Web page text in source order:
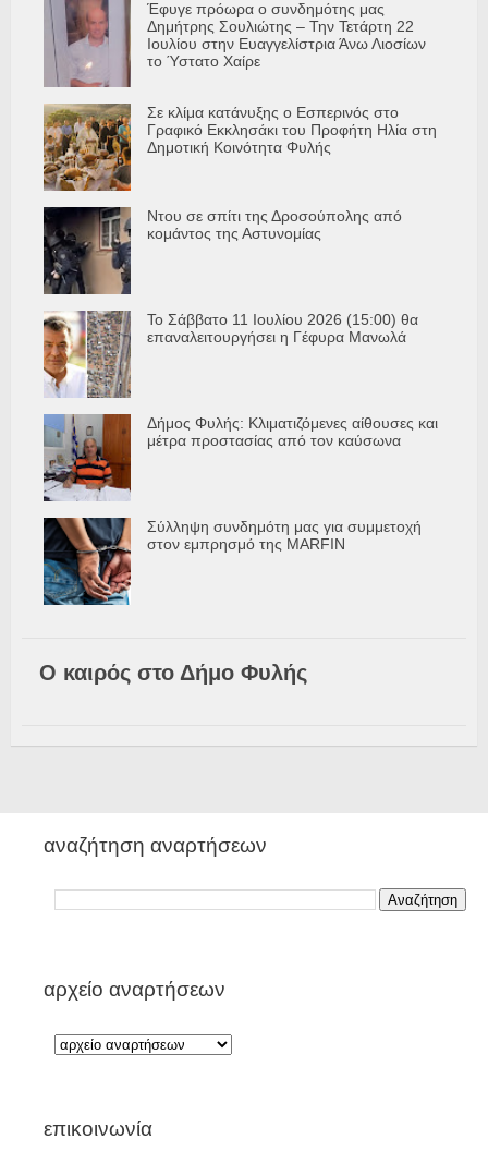
Έφυγε πρόωρα ο συνδημότης μας
Δημήτρης Σουλιώτης – Την Τετάρτη 22
Ιουλίου στην Ευαγγελίστρια Άνω Λιοσίων
το Ύστατο Χαίρε
Σε κλίμα κατάνυξης ο Εσπερινός στο
Γραφικό Εκκλησάκι του Προφήτη Ηλία στη
Δημοτική Κοινότητα Φυλής
Ντου σε σπίτι της Δροσούπολης από
κομάντος της Αστυνομίας
Το Σάββατο 11 Ιουλίου 2026 (15:00) θα
επαναλειτουργήσει η Γέφυρα Μανωλά
Δήμος Φυλής: Κλιματιζόμενες αίθουσες και
μέτρα προστασίας από τον καύσωνα
Σύλληψη συνδημότη μας για συμμετοχή
στον εμπρησμό της MARFIN
Ο καιρός στο Δήμο Φυλής
αναζήτηση αναρτήσεων
αρχείο αναρτήσεων
επικοινωνία